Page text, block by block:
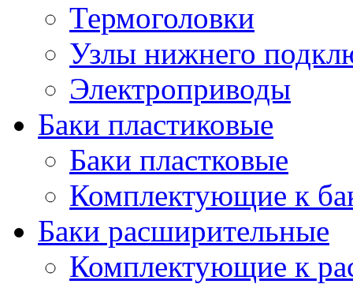
Термоголовки
Узлы нижнего
Электроприводы
Баки пластиковые
Баки пластковые
Комплектующие к
Баки расширительные
Комплектующие к